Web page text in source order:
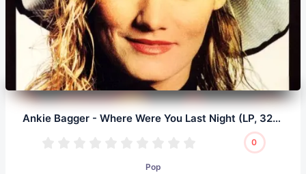
Ankie Bagger - Where Were You Last Night (LP, 32/192.0)
0
Pop